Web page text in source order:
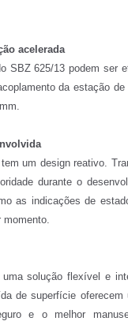
acelerada
SBZ 625/13 podem ser
da estação
um design reativo.
durante o
as indicações de
momento.
solução flexível e
de superfície
e o melhor